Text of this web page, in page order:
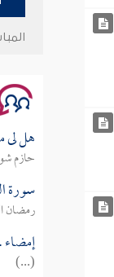
هل لى
حازم
سورة
رمضان
(...)